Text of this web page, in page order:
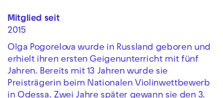
Mitglied seit
2015
Olga Pogorelova wurde in Russland geboren und
erhielt ihren ersten Geigenunterricht mit fünf
Jahren. Bereits mit 13 Jahren wurde sie
Preisträgerin beim Nationalen Violinwettbewerb
in Odessa. Zwei Jahre später gewann sie den 3.